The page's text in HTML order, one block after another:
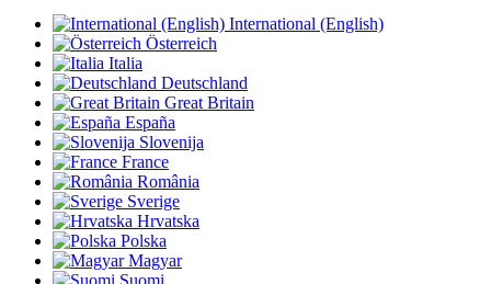
International (English)
Österreich
Italia
Deutschland
Great Britain
España
Slovenija
France
România
Sverige
Hrvatska
Polska
Magyar
Suomi